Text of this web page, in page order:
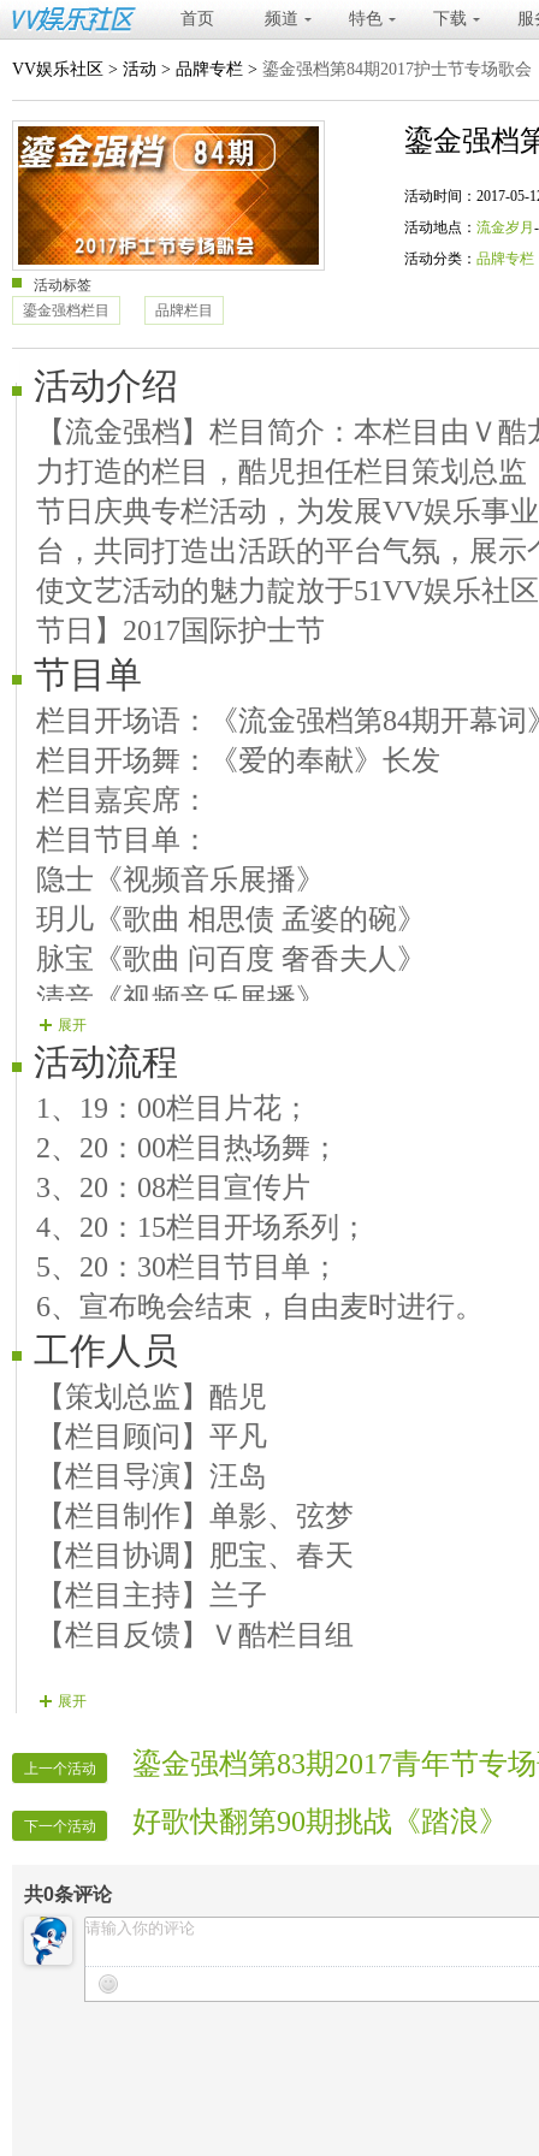
首页 频道 特色 下载 服
VV娱乐社区 > 活动 > 品牌专栏 > 鎏金强档第84期2017护士节专场歌会
鎏金强档
活动时间：2017-05-
活动地点： 流金岁月
活动分类： 品牌专栏
活动标签
鎏金强档栏目
品牌栏目
活动介绍
【流金强档】栏目简介：本栏目由Ｖ
力打造的栏目，酷児担任栏目策划总
节日庆典专栏活动，为发展VV娱乐事
台，共同打造出活跃的平台气氛，展
使文艺活动的魅力靛放于51VV娱乐社
节日】2017国际护士节
节目单
栏目开场语：《流金强档第84期开幕词
栏目开场舞：《爱的奉献》长发
栏目嘉宾席：
栏目节目单：
隐士《视频音乐展播》
玥儿《歌曲 相思债 孟婆的碗》
脉宝《歌曲 问百度 奢香夫人》
清音《视频音乐展播》
飞狐《歌曲 红尘劫 爱的迷雾》
口口《歌曲 女人花 你的眼神》
桃源《视频音乐展播》
自乐《歌曲 伤不起 藕断丝连》
大笨《歌曲 油菜花 香水有毒》
圊藤《视频音乐展播》
冰洁《歌曲 南泥湾 一曲相送》
卫星《歌曲 小白杨 军中绿花》
云峰《视频音乐展播》
宝贝《歌曲 月牙泉 干杯朋友》
听雨《歌曲 走天涯 寻梦的蝶》
栏目结束曲：《相思的夜》紫韵
栏目结束舞：《今夜无眠》无义
栏目结束语：《流金强档第84期闭幕词
展开
活动流程
1、19：00栏目片花；
2、20：00栏目热场舞；
3、20：08栏目宣传片
4、20：15栏目开场系列；
5、20：30栏目节目单；
6、宣布晚会结束，自由麦时进行。
工作人员
【策划总监】酷児
【栏目顾问】平凡
【栏目导演】汪岛
【栏目制作】单影、弦梦
【栏目协调】肥宝、春天
【栏目主持】兰子
【栏目反馈】Ｖ酷栏目组
展开
上一个活动 鎏金强档第83期2017青年节专
下一个活动 好歌快翻第90期挑战《踏浪》
共0条评论